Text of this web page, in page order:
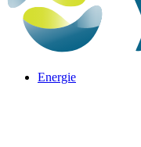
Energie